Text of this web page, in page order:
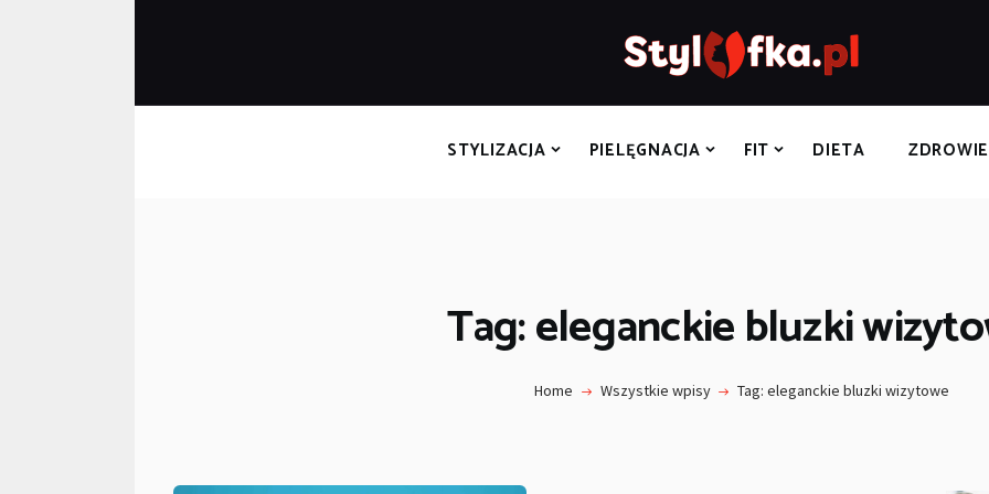
STYLIZACJA PIELĘGNACJA FIT DIETA ZDROWIE
Tag: eleganckie bluzki
Home Wszystkie wpisy Tag: eleganckie bluzki wizytowe
STYLIZACJA
PIELĘGNACJA
FIT
ROZRYWKA
KONTAKT